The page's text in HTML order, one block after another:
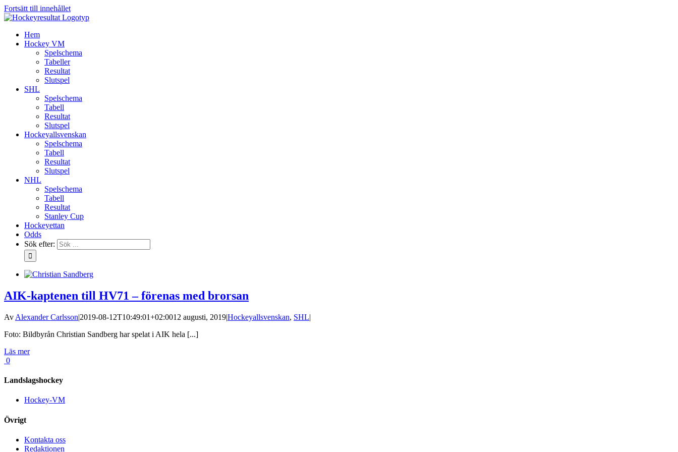
Fortsätt till innehållet
Hem
Hockey VM
Spelschema
Tabeller
Resultat
Slutspel
SHL
Spelschema
Tabell
Resultat
Slutspel
Hockeyallsvenskan
Spelschema
Tabell
Resultat
Slutspel
NHL
Spelschema
Tabell
Resultat
Stanley Cup
Hockeyettan
Odds
Sök efter:
AIK-kaptenen till HV71 – förenas med brorsan
Av Alexander Carlsson|2019-08-12T10:49:01+02:0012 augusti, 2019|Hockeyallsvenskan, SHL|
Foto: Bildbyrån Christian Sandberg har spelat i AIK hela [...]
Läs mer
0
Landslagshockey
Hockey-VM
Övrigt
Kontakta oss
Redaktionen